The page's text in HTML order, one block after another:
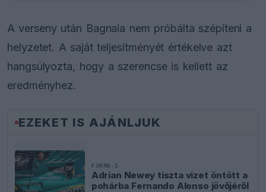
A verseny után Bagnaia nem próbálta szépíteni a
helyzetet. A saját teljesítményét értékelve azt
hangsúlyozta, hogy a szerencse is kellett az
eredményhez.
EZEKET IS AJÁNLJUK
FORMA-1
Adrian Newey tiszta vizet öntött a
pohárba Fernando Alonso jövőjéről